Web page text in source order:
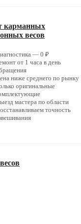
карманных
весов
— 0 ₽
от 1 часа в день
ниже среднего по рынку
оригинальные
мастера по области
точность